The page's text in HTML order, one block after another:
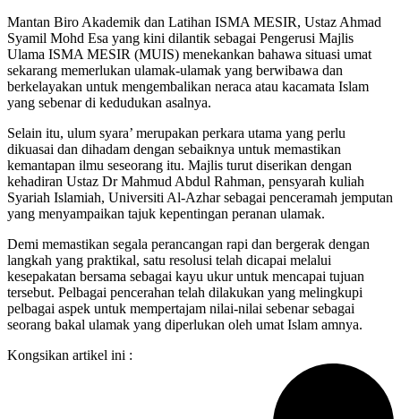
Mantan Biro Akademik dan Latihan ISMA MESIR, Ustaz Ahmad
Syamil Mohd Esa yang kini dilantik sebagai Pengerusi Majlis
Ulama ISMA MESIR (MUIS) menekankan bahawa situasi umat
sekarang memerlukan ulamak-ulamak yang berwibawa dan
berkelayakan untuk mengembalikan neraca atau kacamata Islam
yang sebenar di kedudukan asalnya.
Selain itu, ulum syara’ merupakan perkara utama yang perlu
dikuasai dan dihadam dengan sebaiknya untuk memastikan
kemantapan ilmu seseorang itu. Majlis turut diserikan dengan
kehadiran Ustaz Dr Mahmud Abdul Rahman, pensyarah kuliah
Syariah Islamiah, Universiti Al-Azhar sebagai penceramah jemputan
yang menyampaikan tajuk kepentingan peranan ulamak.
Demi memastikan segala perancangan rapi dan bergerak dengan
langkah yang praktikal, satu resolusi telah dicapai melalui
kesepakatan bersama sebagai kayu ukur untuk mencapai tujuan
tersebut. Pelbagai pencerahan telah dilakukan yang melingkupi
pelbagai aspek untuk mempertajam nilai-nilai sebenar sebagai
seorang bakal ulamak yang diperlukan oleh umat Islam amnya.
Kongsikan artikel ini :